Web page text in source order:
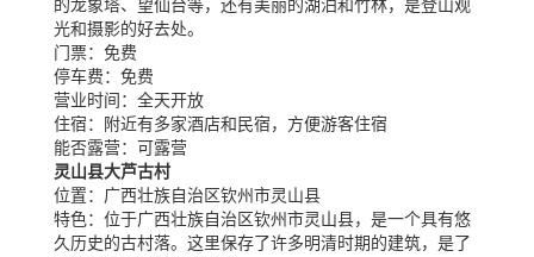
光和摄影的好去处。
门票： 免费
停车费： 免费
营业时间： 全天开放
住宿： 附近有多家酒店和民宿，方便游客住宿
能否露营： 可露营
灵山县大芦古村
位置： 广西壮族自治区钦州市灵山县
特色： 位于广西壮族自治区钦州市灵山县，是一个具有悠
久历史的古村落。这里保存了许多明清时期的建筑，是了